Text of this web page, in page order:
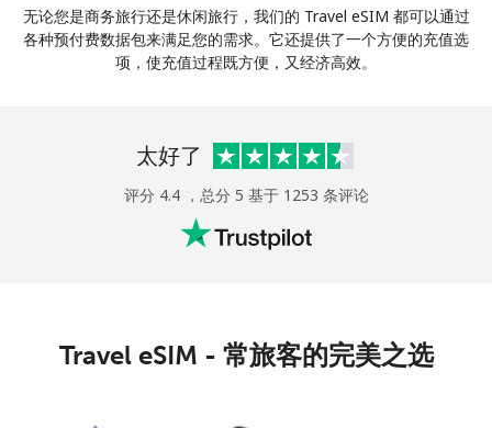
无论您是商务旅行还是休闲旅行，我们的 Travel eSIM 都可以通过
各种预付费数据包来满足您的需求。它还提供了一个方便的充值选
项，使充值过程既方便，又经济高效。
太好了
评分 4.4 ，总分 5 基于 1253 条评论
Travel eSIM - 常旅客的完美之选